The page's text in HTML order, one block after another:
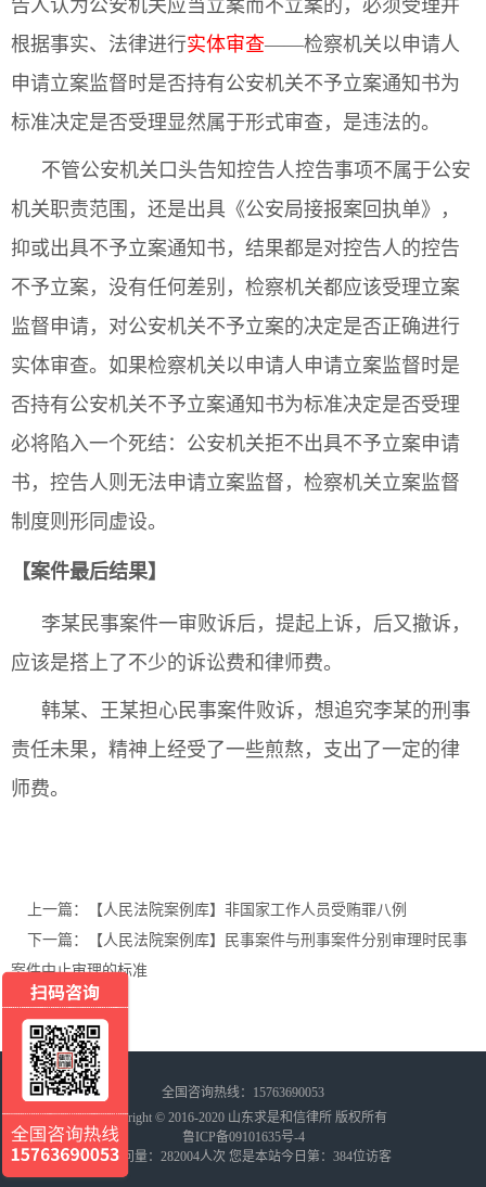
告人认为公安机关应当立案而不立案的，必须受理并
根据事实、法律进行实体审查——检察机关以申请人
申请立案监督时是否持有公安机关不予立案通知书为
标准决定是否受理显然属于形式审查，是违法的。
不管公安机关口头告知控告人控告事项不属于公安
机关职责范围，还是出具《公安局接报案回执单》，
抑或出具不予立案通知书，结果都是对控告人的控告
不予立案，没有任何差别，检察机关都应该受理立案
监督申请，对公安机关不予立案的决定是否正确进行
实体审查。如果检察机关以申请人申请立案监督时是
否持有公安机关不予立案通知书为标准决定是否受理
必将陷入一个死结：公安机关拒不出具不予立案申请
书，控告人则无法申请立案监督，检察机关立案监督
制度则形同虚设。
【案件最后结果】
李某民事案件一审败诉后，提起上诉，后又撤诉，
应该是搭上了不少的诉讼费和律师费。
韩某、王某担心民事案件败诉，想追究李某的刑事
责任未果，精神上经受了一些煎熬，支出了一定的律
师费。
上一篇：【人民法院案例库】非国家工作人员受贿罪八例
下一篇：【人民法院案例库】民事案件与刑事案件分别审理时民事
案件中止审理的标准
全国咨询热线：15763690053
Copyright © 2016-2020 山东求是和信律所 版权所有
鲁ICP备09101635号-4
总访问量： 282004人次 您是本站今日第： 384位访客